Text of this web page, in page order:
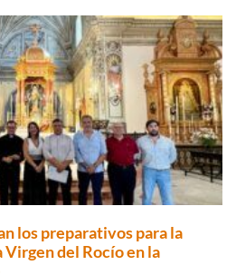
los preparativos para la
del Rocío en la